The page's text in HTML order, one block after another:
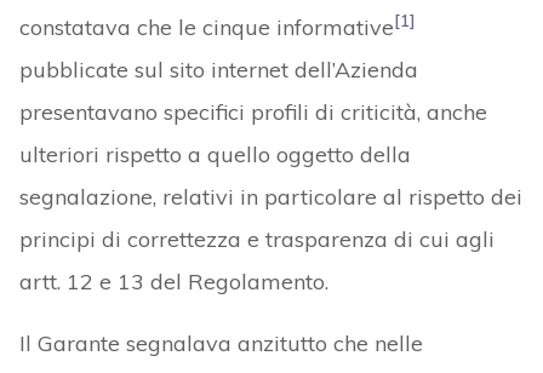
constatava che le cinque informative[1]
pubblicate sul sito internet dell’Azienda
presentavano specifici profili di criticità, anche
ulteriori rispetto a quello oggetto della
segnalazione, relativi in particolare al rispetto dei
principi di correttezza e trasparenza di cui agli
artt. 12 e 13 del Regolamento.
Il Garante segnalava anzitutto che nelle